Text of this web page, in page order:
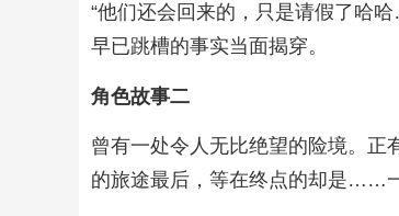
“他们还会回来的，只是请假了哈
早已跳槽的事实当面揭穿。
角色故事二
曾有一处令人无比绝望的险境。正
的旅途最后，等在终点的却是……